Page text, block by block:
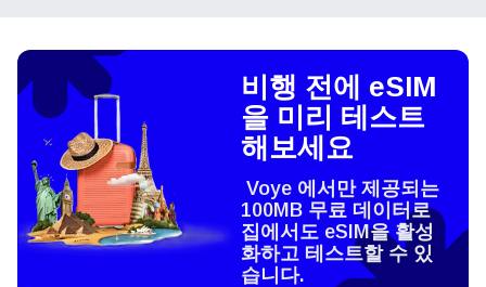
비행 전에 eSIM
을 미리 테스트
해보세요
Voye 에서만 제공되는
100MB 무료 데이터로
집에서도 eSIM을 활성
화하고 테스트할 수 있
습니다.